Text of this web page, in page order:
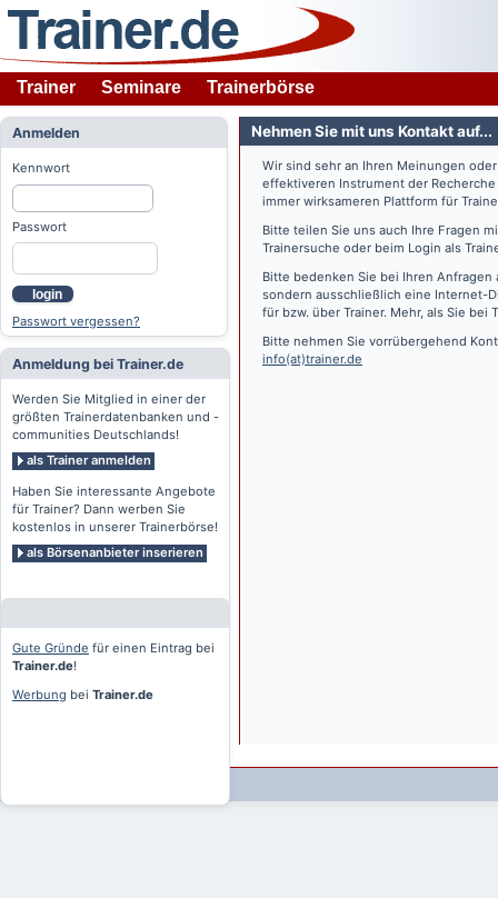
Trainer Seminare Trainerbörse
Anmelden
Kennwort
Passwort
login
Passwort vergessen?
Anmeldung bei Trainer.de
Werden Sie Mitglied in einer der
größten Trainerdatenbanken und -
communities Deutschlands!
als Trainer anmelden
Haben Sie interessante Angebote
für Trainer? Dann werben Sie
kostenlos in unserer Trainerbörse!
als Börsenanbieter inserieren
Gute Gründe für einen Eintrag bei
Trainer.de!
Werbung bei Trainer.de
Nehmen Sie mit uns Kontakt auf...
Wir sind sehr an Ihren Meinungen
effektiveren Instrument der
immer wirksameren Plattform für
Bitte teilen Sie uns auch Ihre Fragen
Trainersuche oder beim Login als
Bitte bedenken Sie bei Ihren
sondern ausschließlich eine Internet-
für bzw. über Trainer. Mehr, als Sie bei
Bitte nehmen Sie vorrübergehend
info(at)trainer.de